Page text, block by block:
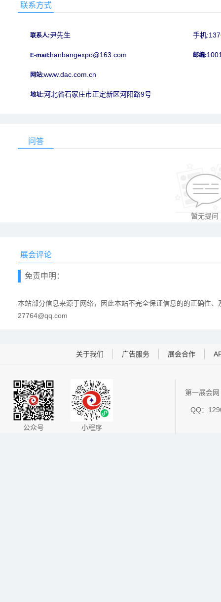
联系方式
联系人:尹先生 手机
E-mail:hanbangexpo@163.com 邮编:
网站:www.dac.com.cn
地址:河北省石家庄市正定新区河阳路9号
问答
暂无提问
展会评论
免责申明：
本站部分信息来源于网络，因此本站不完全保证信息的的正确性
27764@qq.com
关于我们 广告服务 展会合作
公众号 小程序
第一展会
QQ：